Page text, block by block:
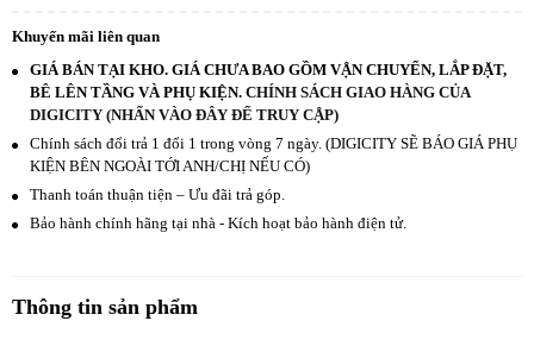
Khuyến mãi liên quan
GIÁ BÁN TẠI KHO. GIÁ CHƯA BAO GỒM VẬN CHUYỂN, LẮP ĐẶT,
BÊ LÊN TẦNG VÀ PHỤ KIỆN. CHÍNH SÁCH GIAO HÀNG CỦA
DIGICITY (NHẤN VÀO ĐÂY ĐỂ TRUY CẬP)
Chính sách đổi trả 1 đổi 1 trong vòng 7 ngày. (DIGICITY SẼ BÁO GIÁ PHỤ
KIỆN BÊN NGOÀI TỚI ANH/CHỊ NẾU CÓ)
Thanh toán thuận tiện – Ưu đãi trả góp.
Bảo hành chính hãng tại nhà - Kích hoạt bảo hành điện tử.
Thông tin sản phẩm